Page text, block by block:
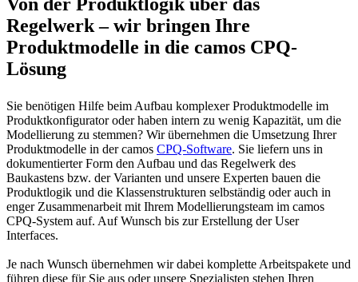
Von der Produktlogik über das
Regelwerk – wir bringen Ihre
Produktmodelle in die camos CPQ-
Lösung
Sie benötigen Hilfe beim Aufbau komplexer Produktmodelle im
Produktkonfigurator oder haben intern zu wenig Kapazität, um die
Modellierung zu stemmen? Wir übernehmen die Umsetzung Ihrer
Produktmodelle in der camos CPQ-Software. Sie liefern uns in
dokumentierter Form den Aufbau und das Regelwerk des
Baukastens bzw. der Varianten und unsere Experten bauen die
Produktlogik und die Klassenstrukturen selbständig oder auch in
enger Zusammenarbeit mit Ihrem Modellierungsteam im camos
CPQ-System auf. Auf Wunsch bis zur Erstellung der User
Interfaces.
Je nach Wunsch übernehmen wir dabei komplette Arbeitspakete und
führen diese für Sie aus oder unsere Spezialisten stehen Ihren